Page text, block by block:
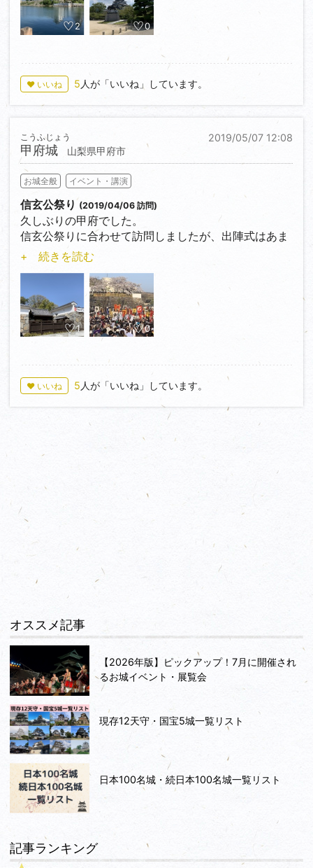
2 0
♥ いいね 5 人が「いいね」しています。
2019/05/07 12:08
甲府城
こうふじょう
山梨県甲府市
お城全般 イベント・講演
信玄公祭り (2019/04/06 訪問)
久しぶりの甲府でした。
信玄公祭りに合わせて訪問しましたが、出陣式はあま
りな遠くて見えませんでした。
でも、活気があり、山下真司さんの信玄公もアレンジ
してて楽しかったです。
+ 続きを読む
1 0
♥ いいね 5人が「いいね」しています。
オススメ記事
【2026年版】ピックアップ！7月に開催され
るお城イベント・展覧会
現存12天守・国宝5城一覧リスト
日本100名城・続日本100名城一覧リスト
記事ランキング